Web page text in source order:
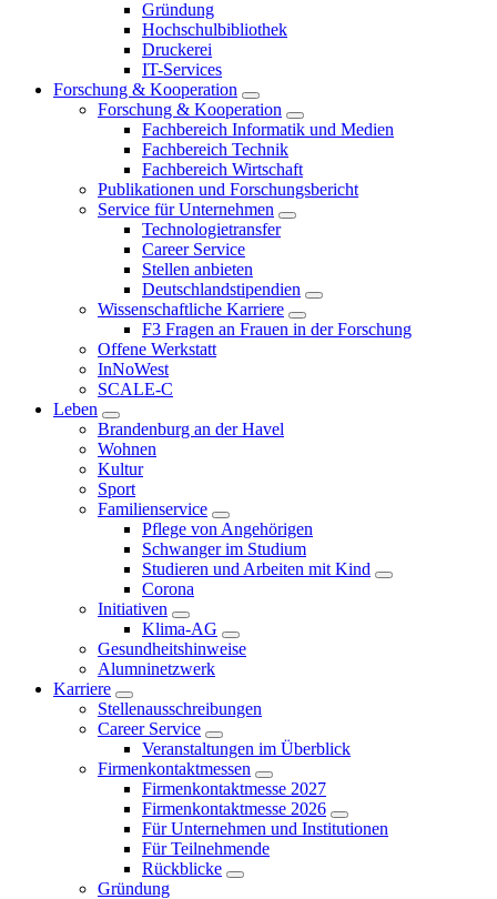
Gründung
Hochschulbibliothek
Druckerei
IT-Services
Forschung & Kooperation
Forschung & Kooperation
Fachbereich Informatik und Medien
Fachbereich Technik
Fachbereich Wirtschaft
Publikationen und Forschungsbericht
Service für Unternehmen
Technologietransfer
Career Service
Stellen anbieten
Deutschlandstipendien
Wissenschaftliche Karriere
F3 Fragen an Frauen in der Forschung
Offene Werkstatt
InNoWest
SCALE-C
Leben
Brandenburg an der Havel
Wohnen
Kultur
Sport
Familienservice
Pflege von Angehörigen
Schwanger im Studium
Studieren und Arbeiten mit Kind
Corona
Initiativen
Klima-AG
Gesundheitshinweise
Alumninetzwerk
Karriere
Stellenausschreibungen
Career Service
Veranstaltungen im Überblick
Firmenkontaktmessen
Firmenkontaktmesse 2027
Firmenkontaktmesse 2026
Für Unternehmen und Institutionen
Für Teilnehmende
Rückblicke
Gründung